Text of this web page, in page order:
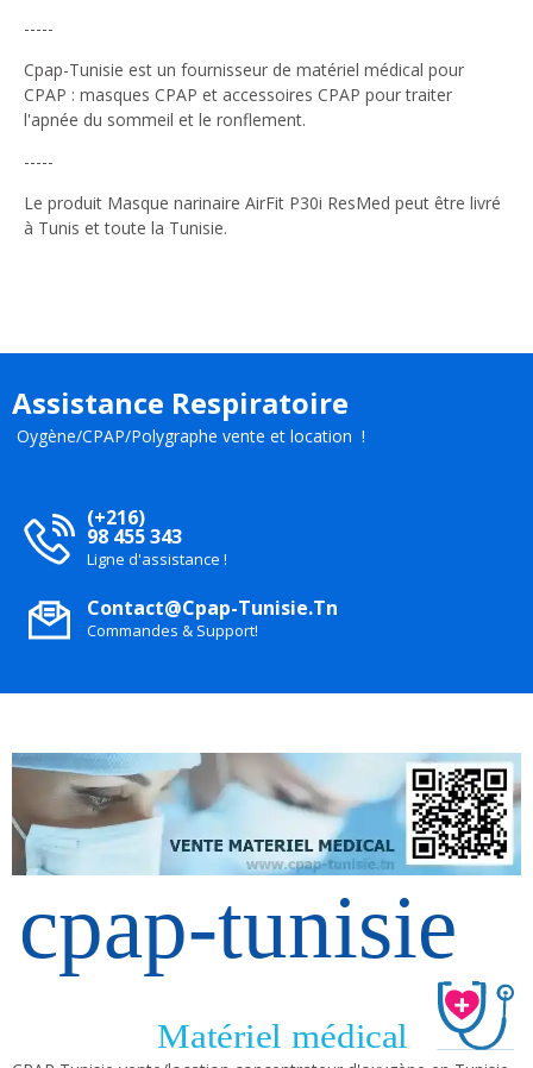
-----
Cpap-Tunisie est un fournisseur de matériel médical pour
CPAP : masques CPAP et accessoires CPAP pour traiter
l'apnée du sommeil et le ronflement.
-----
Le produit Masque narinaire AirFit P30i ResMed peut être livré
à Tunis et toute la Tunisie.
Assistance Respiratoire
Oygène/CPAP/Polygraphe vente et location !
(+216)
98 455 343
Ligne d'assistance !
Contact@cpap-Tunisie.tn
Commandes & Support!